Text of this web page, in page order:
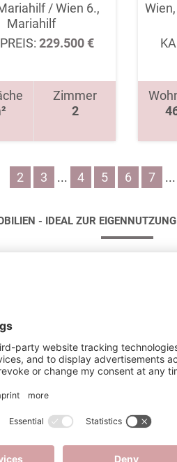
/ Wien 6.,
Mariahilf
229.500 €
Zimmer
2
2 3 ... 4 5 6 7 ...
- IDEAL ZUR
oder Geschossbauten,
sind, eignen sich je
innerstädtischen Bereich
- SOLIDE
solide Altersvorsorge
zu nutzen oder
Darüber hinaus profitieren
. Ein Haus oder eine